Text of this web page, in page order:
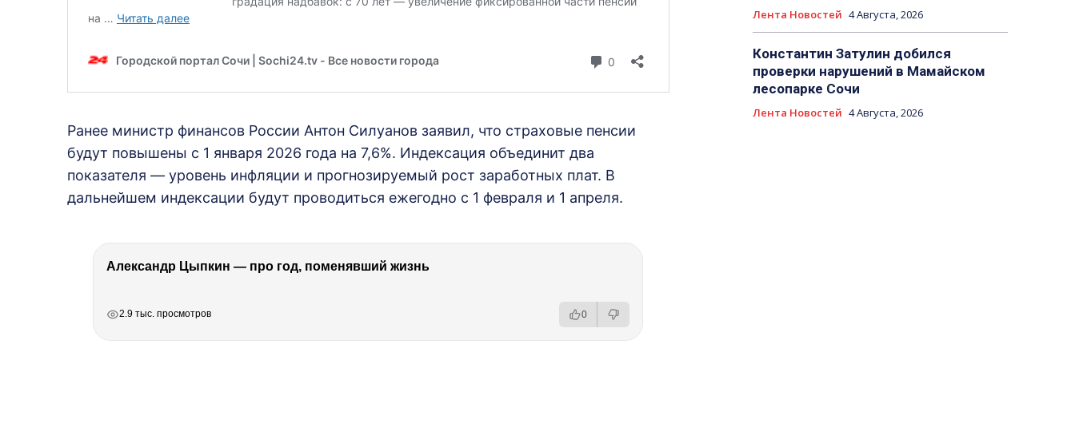
Ранее министр финансов России Антон Силуанов заявил, что страховые пенсии
будут повышены с 1 января 2026 года на 7,6%. Индексация объединит два
показателя — уровень инфляции и прогнозируемый рост заработных плат. В
дальнейшем индексации будут проводиться ежегодно с 1 февраля и 1 апреля.
Александр Цыпкин — про год, поменявший жизнь
2.9 тыс. просмотров 0
Лента Новостей 4 Августа, 2026
Константин Затулин добился
проверки нарушений в Мамайском
лесопарке Сочи
Лента Новостей 4 Августа, 2026